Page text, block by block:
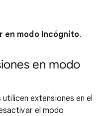
en modo Incógnito.
en modo
extensiones en el
el modo